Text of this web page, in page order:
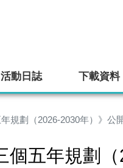
活動日誌 下載資料
規劃（2026-2030年）》
個五年規劃